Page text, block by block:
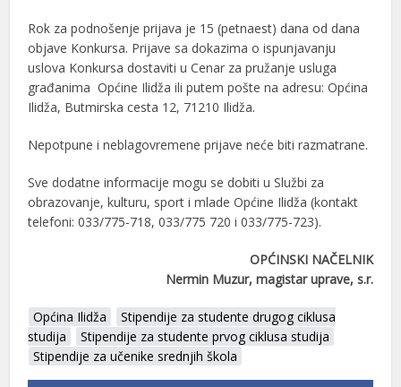
Rok za podnošenje prijava je 15 (petnaest) dana od dana
objave Konkursa. Prijave sa dokazima o ispunjavanju
uslova Konkursa dostaviti u Cenar za pružanje usluga
građanima Općine Ilidža ili putem pošte na adresu: Općina
Ilidža, Butmirska cesta 12, 71210 Ilidža.
Nepotpune i neblagovremene prijave neće biti razmatrane.
Sve dodatne informacije mogu se dobiti u Službi za
obrazovanje, kulturu, sport i mlade Općine Ilidža (kontakt
telefoni: 033/775-718, 033/775 720 i 033/775-723).
OPĆINSKI NAČELNIK
Nermin Muzur, magistar uprave, s.r.
Općina Ilidža
Stipendije za studente drugog ciklusa
studija
Stipendije za studente prvog ciklusa studija
Stipendije za učenike srednjih škola